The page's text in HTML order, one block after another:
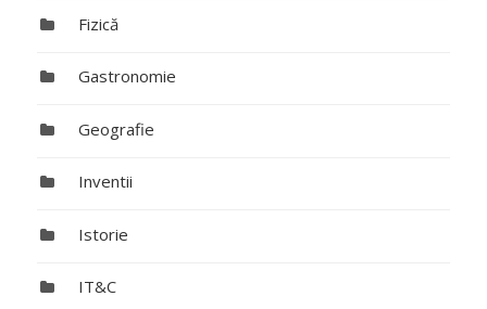
Fizică
Gastronomie
Geografie
Inventii
Istorie
IT&C